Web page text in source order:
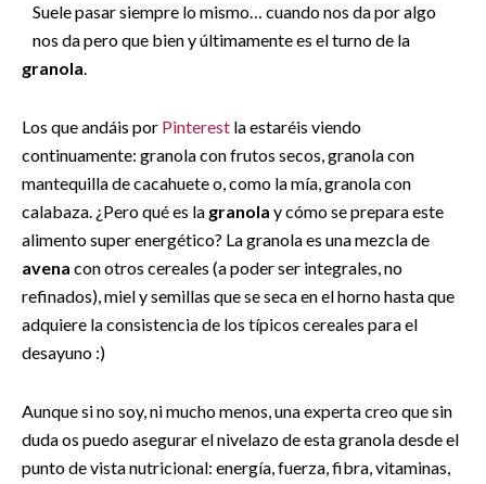
Suele pasar siempre lo mismo… cuando nos da por algo
nos da pero que bien y últimamente es el turno de la
granola.
Los que andáis por Pinterest la estaréis viendo
continuamente: granola con frutos secos, granola con
mantequilla de cacahuete o, como la mía, granola con
calabaza. ¿Pero qué es la granola y cómo se prepara este
alimento super energético? La granola es una mezcla de
avena con otros cereales (a poder ser integrales, no
refinados), miel y semillas que se seca en el horno hasta que
adquiere la consistencia de los típicos cereales para el
desayuno :)
Aunque si no soy, ni mucho menos, una experta creo que sin
duda os puedo asegurar el nivelazo de esta granola desde el
punto de vista nutricional: energía, fuerza, fibra, vitaminas,